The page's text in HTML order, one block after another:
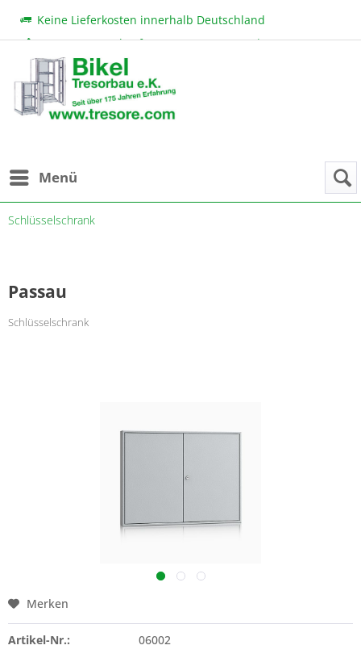
Keine Lieferkosten innerhalb Deutschland
Beratung & Verkauf:+49 (0) 7131 222 11|
bikel@tresore.com
Günstige Preise
Menü
Schlüsselschrank
Passau
Schlüsselschrank
Merken
Artikel-Nr.:
06002